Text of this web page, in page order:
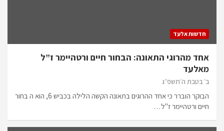
חדשות אלעד
אחד מהרוגי התאונה: הבחור חיים ורטהיימר ז”ל
מאלעד
ב׳ בטבת ה׳תשפ״ג
הבוקר הוברר כי אחד ההרוגים בתאונה הקשה הלילה בכביש 6, הוא ה בחור
חיים ורטהיימר ז"ל…